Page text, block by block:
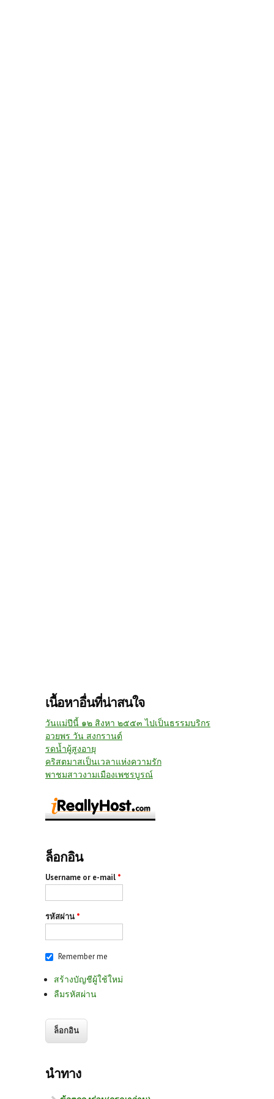
เนื้อหาอื่นที่น่าสนใจ
วันแม่ปีนี้ ๑๒ สิงหา ๒๕๕๓ ไปเป็นธรรมบริกร
อวยพร วัน สงกรานต์
รดน้ำผู้สูงอายุ
คริสตมาสเป็นเวลาแห่งความรัก
พาชมสาวงามเมืองเพชรบูรณ์
ล็อกอิน
Username or e-mail *
รหัสผ่าน *
Remember me
สร้างบัญชีผู้ใช้ใหม่
ลืมรหัสผ่าน
นำทาง